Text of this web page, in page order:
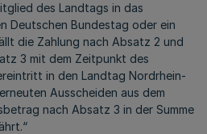
des Landtags in das
Deutschen Bundestag oder ein
die Zahlung nach Absatz 2 und
3 mit dem Zeitpunkt des
in den Landtag Nordrhein-
Ausscheiden aus dem
nach Absatz 3 in der Summe